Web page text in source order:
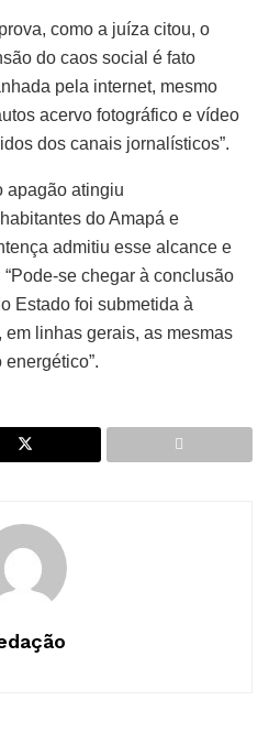
como a juíza citou, o
do caos social é fato
pela internet, mesmo
acervo fotográfico e vídeo
dos canais jornalísticos”.
apagão atingiu
do Amapá e
admitiu esse alcance e
se chegar à conclusão
Estado foi submetida à
linhas gerais, as mesmas